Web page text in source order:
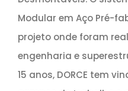
Modular em Aço Pré-
projeto onde foram
engenharia e
15 anos, DORCE tem